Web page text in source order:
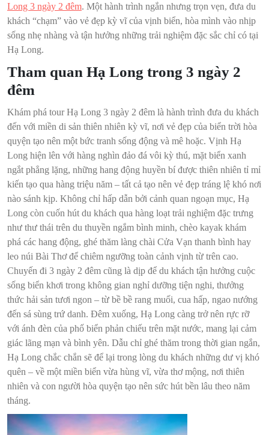
Long 3 ngày 2 đêm. Một hành trình ngắn nhưng trọn vẹn, đưa du
khách “chạm” vào vẻ đẹp kỳ vĩ của vịnh biển, hòa mình vào nhịp
sống nhẹ nhàng và tận hưởng những trải nghiệm đặc sắc chỉ có tại
Hạ Long.
Tham quan Hạ Long trong 3 ngày 2
đêm
Khám phá tour Hạ Long 3 ngày 2 đêm là hành trình đưa du khách
đến với miền di sản thiên nhiên kỳ vĩ, nơi vẻ đẹp của biển trời hòa
quyện tạo nên một bức tranh sống động và mê hoặc. Vịnh Hạ
Long hiện lên với hàng nghìn đảo đá vôi kỳ thú, mặt biển xanh
ngắt phẳng lặng, những hang động huyền bí được thiên nhiên tỉ mỉ
kiến tạo qua hàng triệu năm – tất cả tạo nên vẻ đẹp tráng lệ khó nơi
nào sánh kịp. Không chỉ hấp dẫn bởi cảnh quan ngoạn mục, Hạ
Long còn cuốn hút du khách qua hàng loạt trải nghiệm đặc trưng
như thư thái trên du thuyền ngắm bình minh, chèo kayak khám
phá các hang động, ghé thăm làng chài Cửa Vạn thanh bình hay
leo núi Bài Thơ để chiêm ngưỡng toàn cảnh vịnh từ trên cao.
Chuyến đi 3 ngày 2 đêm cũng là dịp để du khách tận hưởng cuộc
sống biển khơi trong không gian nghỉ dưỡng tiện nghi, thưởng
thức hải sản tươi ngon – từ bề bề rang muối, cua hấp, ngao nướng
đến sá sùng trứ danh. Đêm xuống, Hạ Long càng trở nên rực rỡ
với ánh đèn của phố biển phản chiếu trên mặt nước, mang lại cảm
giác lãng mạn và bình yên. Dẫu chỉ ghé thăm trong thời gian ngắn,
Hạ Long chắc chắn sẽ để lại trong lòng du khách những dư vị khó
quên – về một miền biển vừa hùng vĩ, vừa thơ mộng, nơi thiên
nhiên và con người hòa quyện tạo nên sức hút bền lâu theo năm
tháng.